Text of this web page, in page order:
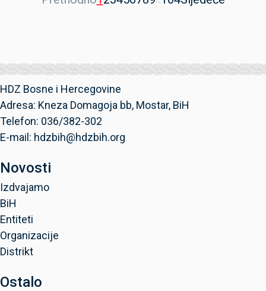
HDZ Bosne i Hercegovine
Adresa: Kneza Domagoja bb, Mostar, BiH
Telefon: 036/382-302
E-mail: hdzbih@hdzbih.org
Novosti
Izdvajamo
BiH
Entiteti
Organizacije
Distrikt
Ostalo